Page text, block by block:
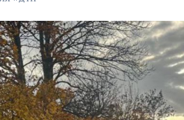
Уникальное
северное